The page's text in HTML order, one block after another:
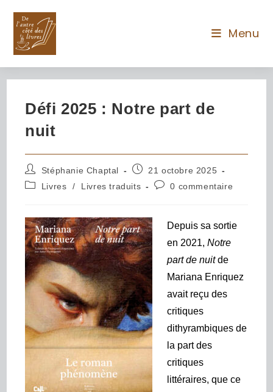
Menu
Défi 2025 : Notre part de
nuit
Stéphanie Chaptal
21 octobre 2025
Livres
/ Livres traduits 0 commentaire
Depuis sa sortie
en 2021,Notre
part de nuitde
Mariana Enriquez
avait reçu des
critiques
dithyrambiques de
la part des
critiques
littéraires, que ce